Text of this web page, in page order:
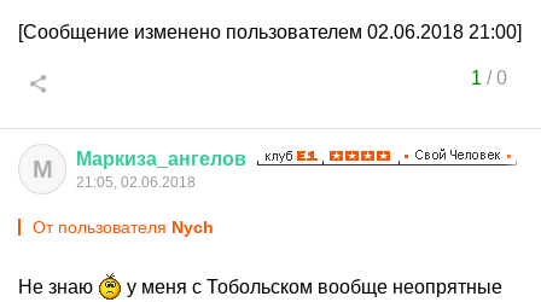
[Сообщение изменено пользователем 02.06.2018 21:00]
1 /0
М Маркиза ангелов
21:05, 02.06.2018
От пользователя Nych
Не знаю
у меня с Тобольском вообще неопрятные